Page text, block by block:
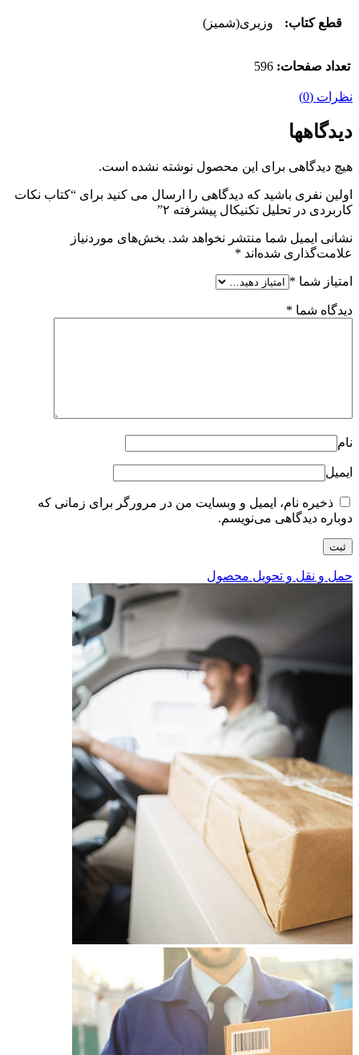
قطع کتاب: وزیری(شمیز)
تعداد صفحات: 596
نظرات (0)
دیدگاهها
هیچ دیدگاهی برای این محصول نوشته نشده است.
اولین نفری باشید که دیدگاهی را ارسال می کنید برای “کتاب نکات
کاربردی در تحلیل تکنیکال پیشرفته ۲”
نشانی ایمیل شما منتشر نخواهد شد. بخش‌های موردنیاز
علامت‌گذاری شده‌اند *
امتیاز شما *
دیدگاه شما *
نام
ایمیل
ذخیره نام، ایمیل و وبسایت من در مرورگر برای زمانی که
دوباره دیدگاهی می‌نویسم.
حمل و نقل و تحویل محصول